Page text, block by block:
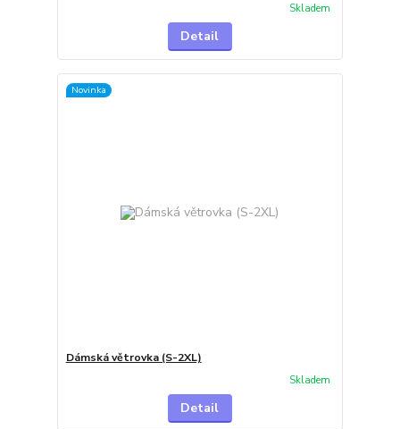
Skladem
Detail
Novinka
Dámská větrovka (S-2XL)
Skladem
Detail